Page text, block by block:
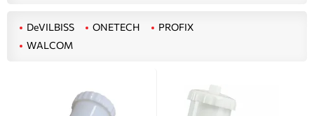
DeVILBISS ONETECH
PROFIX
WALCOM